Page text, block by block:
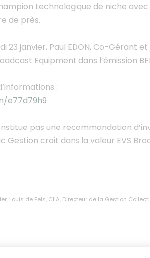
technologique de niche
de près.
23 janvier, Paul EDON, Co-Gérant
Equipment dans l’émission
:
e77d79h9
pas une recommandation
Gestion croit dans la valeur EVS
CIIA, Directeur de la Gestion Collective chez Gay-Lussac Gestion, était l’invité de La Planète des Marchés sur B